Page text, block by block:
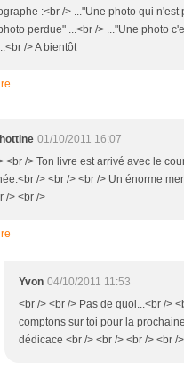
:<br /> ..."Une photo qui n'est
perdue" ...<br /> ..."Une photo
/> A bientôt
01/10/2011 16:07
<br /> Ton livre est arrivé avec le
/> <br /> <br /> Un énorme
/> <br />
Yvon 04/10/2011 11:53
<br /> <br /> Pas de quoi...<br />
comptons sur toi pour la
dédicace <br /> <br /> <br /> <br />